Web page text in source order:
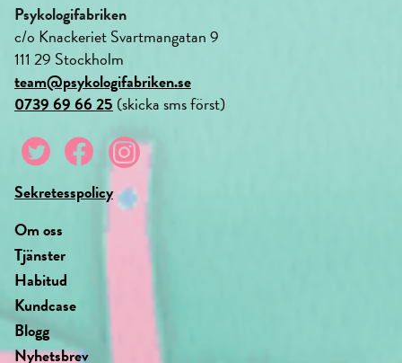
Psykologifabriken
c/o Knackeriet Svartmangatan 9
111 29 Stockholm
team@psykologifabriken.se
0739 69 66 25 (skicka sms först)
Sekretesspolicy
Om oss
Tjänster
Habitud
Kundcase
Blogg
Nyhetsbrev